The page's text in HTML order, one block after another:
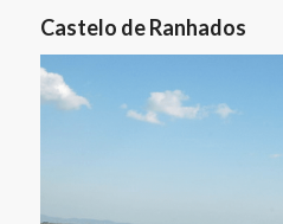
Castelo de Ranhados